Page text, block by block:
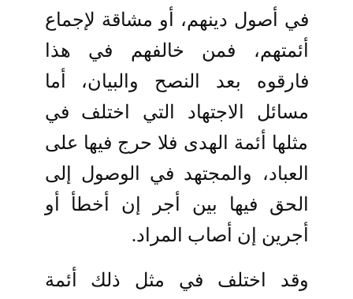
في أصول دينهم، أو مشاقة لإجماع
أئمتهم، فمن خالفهم في هذا
فارقوه بعد النصح والبيان، أما
مسائل الاجتهاد التي اختلف في
مثلها أئمة الهدى فلا حرج فيها على
العباد، والمجتهد في الوصول إلى
الحق فيها بين أجر إن أخطأ أو
أجرين إن أصاب المراد.
وقد اختلف في مثل ذلك أئمة